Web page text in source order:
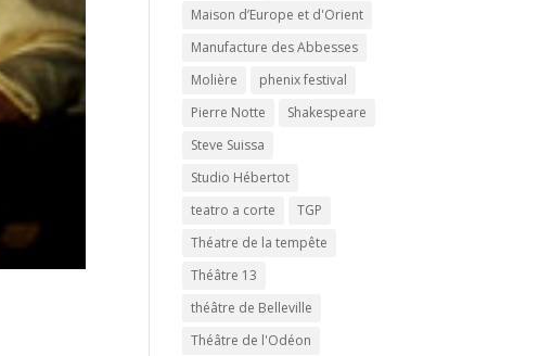
Maison d’Europe et d'Orient
Manufacture des Abbesses
Molière
phenix festival
Pierre Notte
Shakespeare
Steve Suissa
Studio Hébertot
teatro a corte
TGP
Théatre de la tempête
Théâtre 13
théâtre de Belleville
Théâtre de l'Odéon